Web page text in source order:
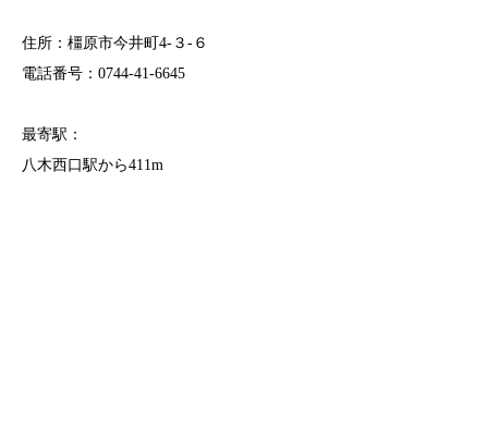
住所：橿原市今井町4-３-６
電話番号：0744-41-6645
最寄駅：
八木西口駅から411m